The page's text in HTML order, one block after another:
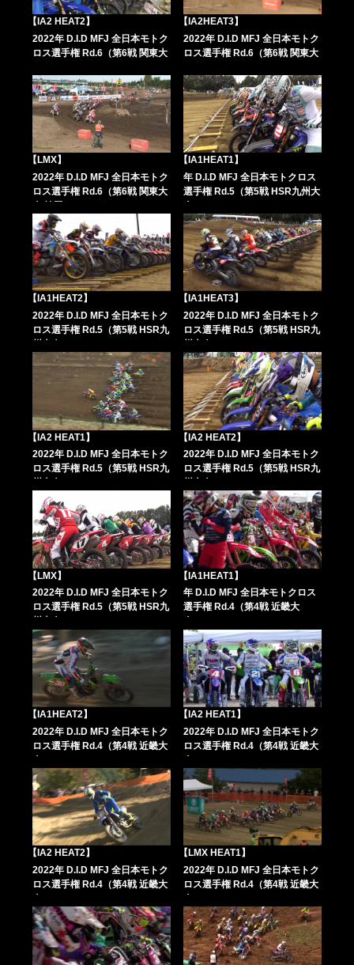
【IA2 HEAT2】
2022年 D.I.D MFJ 全日本モトク
ロス選手権 Rd.6（第6戦 関東大
【IA2HEAT3】
2022年 D.I.D MFJ 全日本モトク
ロス選手権 Rd.6（第6戦 関東大
【LMX】
2022年 D.I.D MFJ 全日本モトク
ロス選手権 Rd.6（第6戦 関東大
会 埼玉トヨペットCUP））
【IA1HEAT1】
年 D.I.D MFJ 全日本モトクロス
選手権 Rd.5（第5戦 HSR九州大
会））
【IA1HEAT2】
2022年 D.I.D MFJ 全日本モトク
ロス選手権 Rd.5（第5戦 HSR九
【IA1HEAT3】
2022年 D.I.D MFJ 全日本モトク
ロス選手権 Rd.5（第5戦 HSR九
【IA2 HEAT1】
2022年 D.I.D MFJ 全日本モトク
ロス選手権 Rd.5（第5戦 HSR九
【IA2 HEAT2】
2022年 D.I.D MFJ 全日本モトク
ロス選手権 Rd.5（第5戦 HSR九
【LMX】
2022年 D.I.D MFJ 全日本モトク
ロス選手権 Rd.5（第5戦 HSR九
【IA1HEAT1】
年 D.I.D MFJ 全日本モトクロス
選手権 Rd.4（第4戦 近畿大
【IA1HEAT2】
2022年 D.I.D MFJ 全日本モトク
ロス選手権 Rd.4（第4戦 近畿大
会））
【IA2 HEAT1】
2022年 D.I.D MFJ 全日本モトク
ロス選手権 Rd.4（第4戦 近畿大
会））
【IA2 HEAT2】
2022年 D.I.D MFJ 全日本モトク
ロス選手権 Rd.4（第4戦 近畿大
会））
【LMX HEAT1】
2022年 D.I.D MFJ 全日本モトク
ロス選手権 Rd.4（第4戦 近畿大
会））